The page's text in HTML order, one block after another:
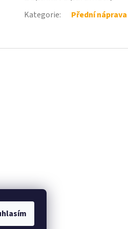
Kategorie: Přední náprava